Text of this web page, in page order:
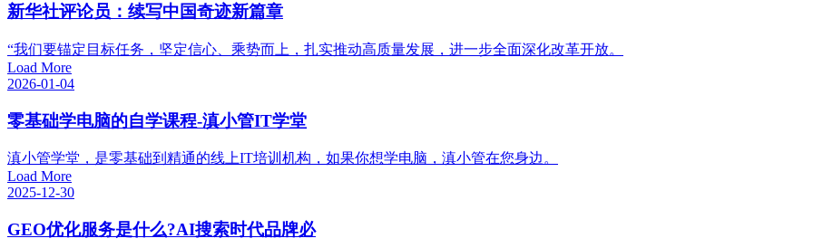
新华社评论员：续写中国奇迹新篇章
“我们要锚定目标任务，坚定信心、乘势而上，扎实推动高质量发展，进一步全面深化改革开放。
Load More
2026-01-04
零基础学电脑的自学课程-滇小管IT学堂
滇小管学堂，是零基础到精通的线上IT培训机构，如果你想学电脑，滇小管在您身边。
Load More
2025-12-30
GEO优化服务是什么?AI搜索时代品牌必